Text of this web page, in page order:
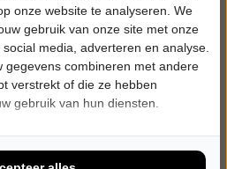
Version
onze website te analyseren. We
gebruik van onze site met onze
media, adverteren en analyse.
gegevens combineren met andere
verstrekt of die ze hebben
gebruik van hun diensten.